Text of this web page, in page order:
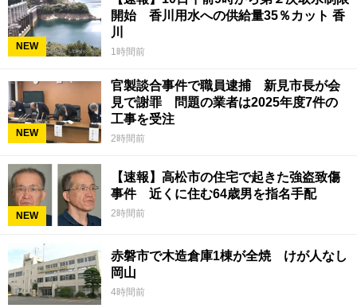
NEW
開始 香川用水への供給量35％カット 香
川
1時間前
NEW
官製談合事件で職員逮捕 新見市長が会
見で謝罪 問題の業者は2025年度7件の
工事を受注
2時間前
NEW
【速報】高松市の住宅で起きた強盗致傷
事件 近くに住む64歳男を指名手配
2時間前
赤磐市で木造倉庫1棟が全焼 けが人なし
岡山
4時間前